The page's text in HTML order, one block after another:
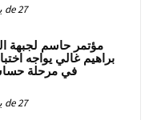
27 de يونيو de 2026
مؤتمر حاسم لجبهة
براهيم غالي يواجه
في مرحلة
27 de يونيو de 2026